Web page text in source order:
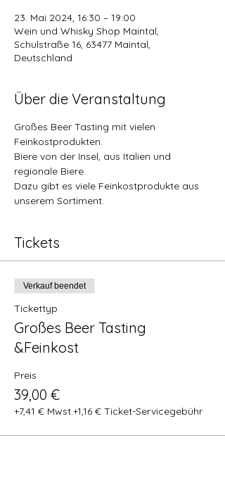
23. Mai 2024, 16:30 – 19:00
Wein und Whisky Shop Maintal,
Schulstraße 16, 63477 Maintal,
Deutschland
Über die Veranstaltung
Großes Beer Tasting mit vielen
Feinkostprodukten.
Biere von der Insel, aus Italien und
regionale Biere.
Dazu gibt es viele Feinkostprodukte aus
unserem Sortiment.
Tickets
Verkauf beendet
Tickettyp
Großes Beer Tasting
&Feinkost
Preis
39,00 €
+7,41 € Mwst.+1,16 € Ticket-Servicegebühr